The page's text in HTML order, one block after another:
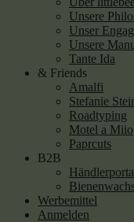
Unsere
Unser
Unsere
Tante Ida
& Friends
Amalfi
Stefanie
Roadtyping
Motel a Miio
Paprcuts
B2B
Werbemittel
Anmelden